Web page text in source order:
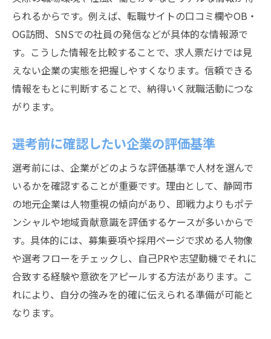
られるからです。例えば、転職サイトの口コミ欄やOB・
OG訪問、SNSでの社員の発信などが具体的な情報源で
す。こうした情報を比較することで、求人票だけでは見
えない企業の実態を把握しやすくなります。信頼できる
情報をもとに判断することで、納得いく就職活動につな
がります。
選考前に確認したい企業の評価基準
選考前には、企業がどのような評価基準で人材を選んで
いるかを確認することが重要です。理由として、静岡市
の地元企業は人物重視の傾向があり、即戦力よりもポテ
ンシャルや地域貢献意識を評価するケースが多いからで
す。具体的には、募集要項や採用ページで求める人物像
や選考フローをチェックし、自己PRや志望動機でそれに
合致する経験や意欲をアピールする方法があります。こ
れにより、自分の強みを的確に伝えられる準備が可能と
なります。